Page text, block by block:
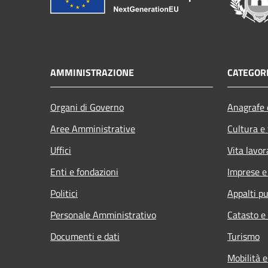
AMMINISTRAZIONE
Organi di Governo
Aree Amministrative
Uffici
Enti e fondazioni
Politici
Personale Amministrativo
Documenti e dati
Cultura
Vita
Imprese
Appalti
Catasto
Turismo
Mobilità